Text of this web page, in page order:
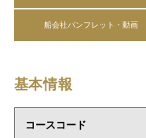
船会社パンフレット・動画
基本情報
コースコード